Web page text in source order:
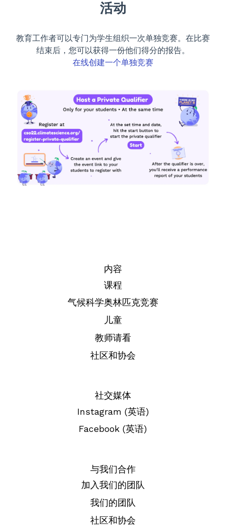
活动
教育工作者可以专门为学生组织一次单独竞赛。在比赛
结束后，您可以获得一份他们得分的报告。
在线创建一个单独竞赛
内容
课程
气候科学奥林匹克竞赛
儿童
教师请看
社区和协会
社交媒体
Instagram (英语)
Facebook (英语)
与我们合作
加入我们的团队
我们的团队
社区和协会